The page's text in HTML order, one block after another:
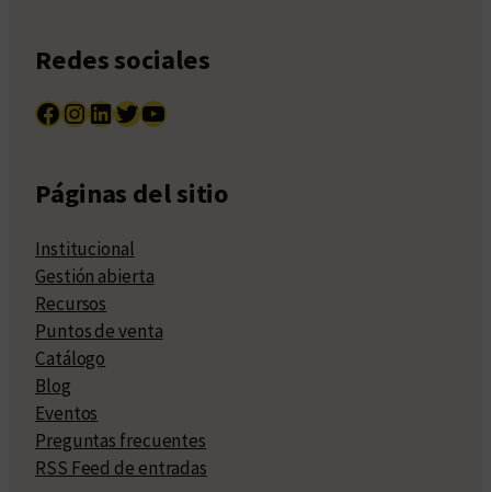
Redes sociales
Facebook InstagramLinkedIn Twitter YouTube
Páginas del sitio
Institucional
Gestión abierta
Recursos
Puntos de venta
Catálogo
Blog
Eventos
Preguntas frecuentes
RSS Feed de entradas